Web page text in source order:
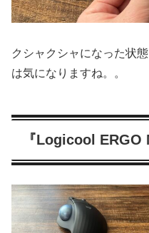
クシャクシャになった状
は気になりますね。。
『Logicool ERGO